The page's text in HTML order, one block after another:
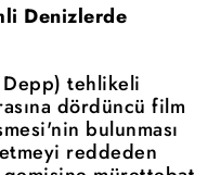
Denizlerde
Depp) tehlikeli
dördüncü film
bulunması
reddeden